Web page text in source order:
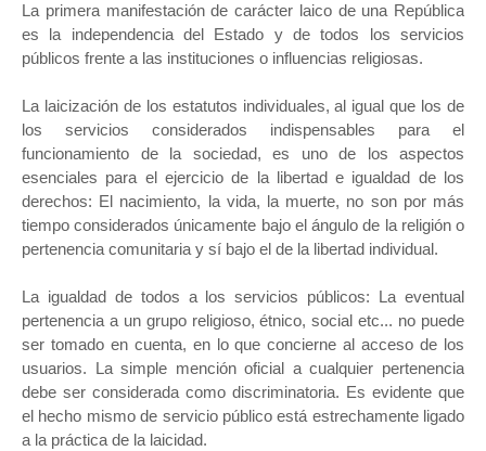
La primera manifestación de carácter laico de una República
es la independencia del Estado y de todos los servicios
públicos frente a las instituciones o influencias religiosas.
La laicización de los estatutos individuales, al igual que los de
los servicios considerados indispensables para el
funcionamiento de la sociedad, es uno de los aspectos
esenciales para el ejercicio de la libertad e igualdad de los
derechos: El nacimiento, la vida, la muerte, no son por más
tiempo considerados únicamente bajo el ángulo de la religión o
pertenencia comunitaria y sí bajo el de la libertad individual.
La igualdad de todos a los servicios públicos: La eventual
pertenencia a un grupo religioso, étnico, social etc... no puede
ser tomado en cuenta, en lo que concierne al acceso de los
usuarios. La simple mención oficial a cualquier pertenencia
debe ser considerada como discriminatoria. Es evidente que
el hecho mismo de servicio público está estrechamente ligado
a la práctica de la laicidad.